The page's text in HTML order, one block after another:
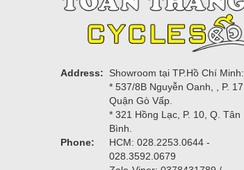
Address:
Showroom tại TP.Hồ Chí Minh:
* 537/8B Nguyễn Oanh, , P. 17,
Quận Gò Vấp.
* 321 Hồng Lạc, P. 10, Q. Tân
Bình.
Phone:
HCM: 028.2253.0644 -
028.3592.0679